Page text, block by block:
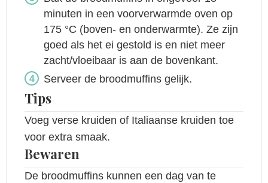
minuten in een voorverwarmde oven op
175 °C (boven- en onderwarmte). Ze zijn
goed als het ei gestold is en niet meer
zacht/vloeibaar is aan de bovenkant.
Serveer de broodmuffins gelijk.
Tips
Voeg verse kruiden of Italiaanse kruiden toe
voor extra smaak.
Bewaren
De broodmuffins kunnen een dag van te